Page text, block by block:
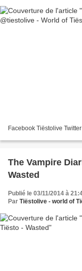
Facebook Tiëstolive
The Vampire
Wasted
Publié le 03/11/2014 à
Par Tiëstolive - world of